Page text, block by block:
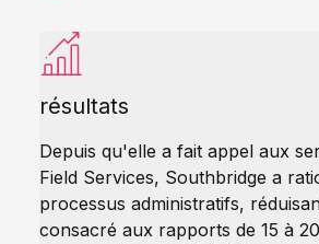
résultats
Depuis qu'elle a fait appel aux
Field Services, Southbridge a
processus administratifs,
consacré aux rapports de 15 à